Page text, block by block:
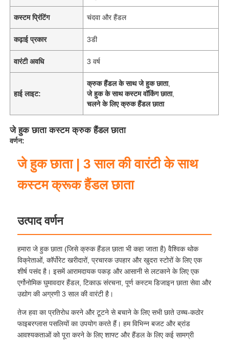
कस्टम प्रिंटिंग चंदवा और हैंडल
कढ़ाई प्रकार 3डी
वारंटी अवधि 3 वर्ष
हाई लाइट:
क्रुक हैंडल के साथ जे हुक छाता,
जे हुक के साथ कस्टम वॉकिंग छाता,
चलने के लिए क्रुक हैंडल छाता
जे हुक छाता कस्टम क्रुक हैंडल छाता
वर्णन:
जे हुक छाता | 3 साल की वारंटी के साथ
कस्टम क्रूक हैंडल छाता
उत्पाद वर्णन
हमारा जे हुक छाता (जिसे क्रुक हैंडल छाता भी कहा जाता है) वैश्विक थोक
विक्रेताओं, कॉर्पोरेट खरीदारों, प्रचारक उपहार और खुदरा स्टोरों के लिए एक
शीर्ष पसंद है। इसमें आरामदायक पकड़ और आसानी से लटकाने के लिए एक
एर्गोनोमिक घुमावदार हैंडल, टिकाऊ संरचना, पूर्ण कस्टम डिजाइन छाता सेवा और
उद्योग की अग्रणी 3 साल की वारंटी है।
तेज हवा का प्रतिरोध करने और टूटने से बचाने के लिए सभी छाते उच्च-कठोर
फाइबरग्लास पसलियों का उपयोग करते हैं। हम विभिन्न बजट और ब्रांड
आवश्यकताओं को पूरा करने के लिए शाफ्ट और हैंडल के लिए कई सामग्री